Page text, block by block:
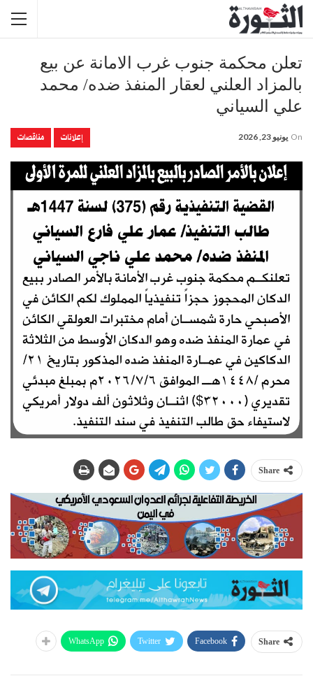
تعلن محكمة جنوب غرب الامانة عن بيع
بالمزاد العلني لعقار المنفذ ضده/ محمد
علي السياني
إعلانات مناقصات On يونيو 23, 2026
Share
Share
Facebook
Twitter
WhatsApp